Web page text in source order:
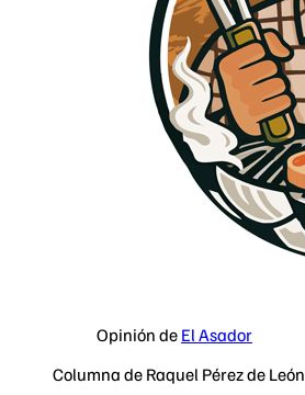
Opinión de El Asador
Columna de Raquel Pérez de León